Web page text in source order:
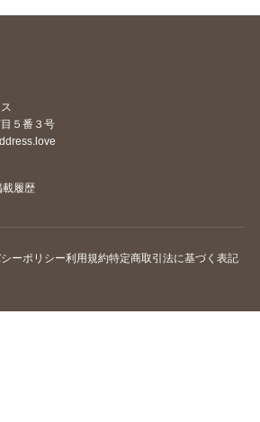
５番３号
載履歴
ーポリシー利用規約特定商取引法に基づく表記